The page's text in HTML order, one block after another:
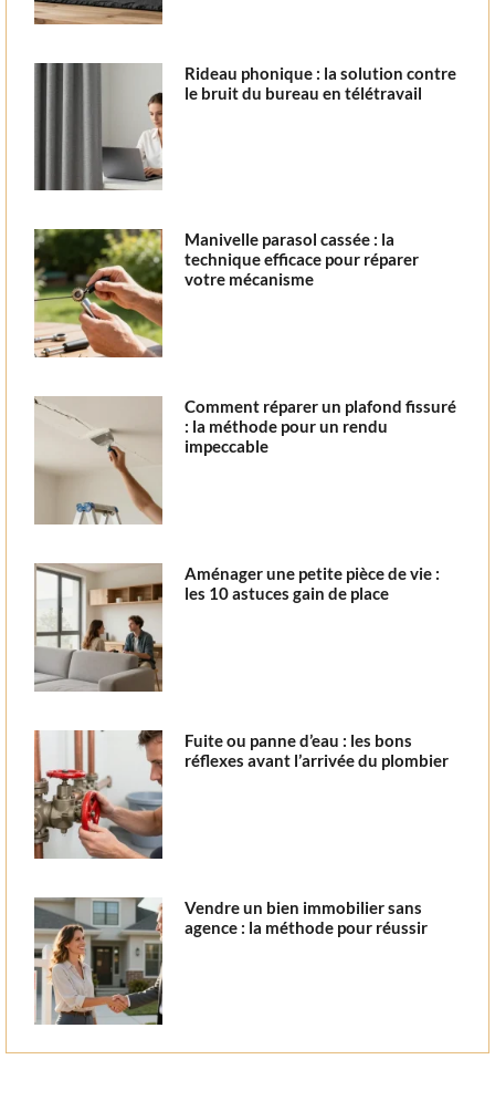
Rideau phonique : la solution contre
le bruit du bureau en télétravail
Manivelle parasol cassée : la
technique efficace pour réparer
votre mécanisme
Comment réparer un plafond fissuré
: la méthode pour un rendu
impeccable
Aménager une petite pièce de vie :
les 10 astuces gain de place
Fuite ou panne d’eau : les bons
réflexes avant l’arrivée du plombier
Vendre un bien immobilier sans
agence : la méthode pour réussir